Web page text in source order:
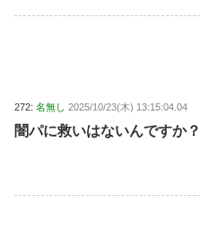
272: 名無し 2025/10/23(木) 13:15:04.04
闇パに救いはないんですか？